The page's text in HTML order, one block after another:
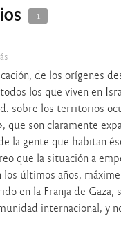
1
de los orígenes
los que viven en
sobre los territorios
que son claramente
la gente que habitan
que la situación a
últimos años,
en la Franja de Gaza,
internacional, y